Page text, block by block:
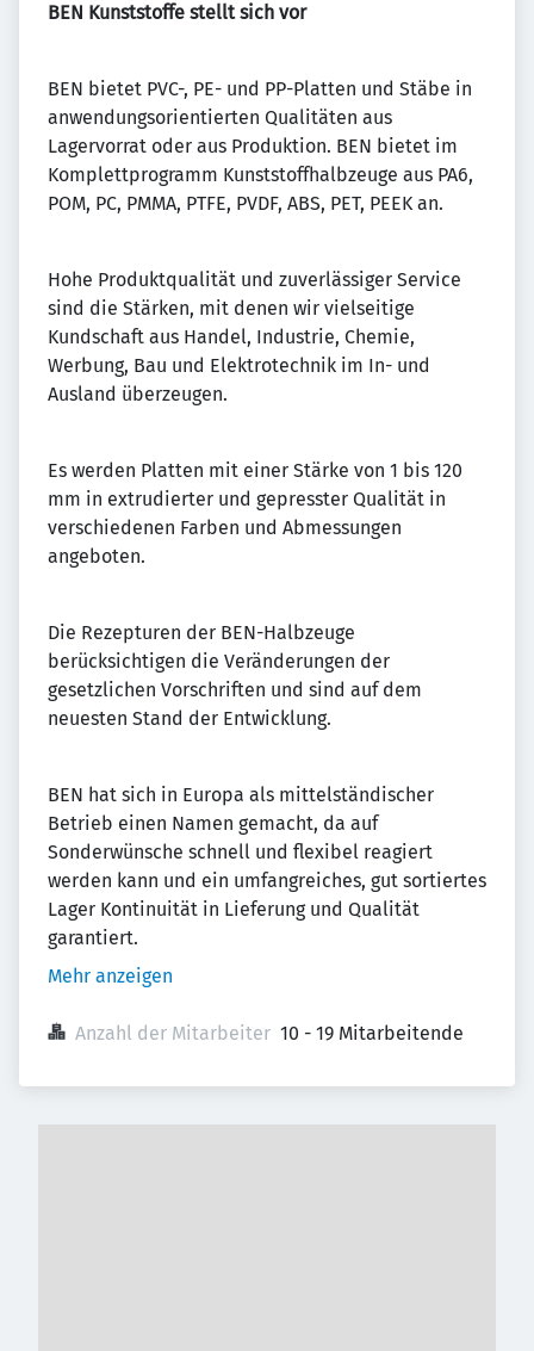
BEN Kunststoffe stellt sich vor
BEN bietet PVC-, PE- und PP-Platten und Stäbe in
anwendungsorientierten Qualitäten aus
Lagervorrat oder aus Produktion. BEN bietet im
Komplettprogramm Kunststoffhalbzeuge aus PA6,
POM, PC, PMMA, PTFE, PVDF, ABS, PET, PEEK an.
Hohe Produktqualität und zuverlässiger Service
sind die Stärken, mit denen wir vielseitige
Kundschaft aus Handel, Industrie, Chemie,
Werbung, Bau und Elektrotechnik im In- und
Ausland überzeugen.
Es werden Platten mit einer Stärke von 1 bis 120
mm in extrudierter und gepresster Qualität in
verschiedenen Farben und Abmessungen
angeboten.
Die Rezepturen der BEN-Halbzeuge
berücksichtigen die Veränderungen der
gesetzlichen Vorschriften und sind auf dem
neuesten Stand der Entwicklung.
BEN hat sich in Europa als mittelständischer
Betrieb einen Namen gemacht, da auf
Sonderwünsche schnell und flexibel reagiert
werden kann und ein umfangreiches, gut sortiertes
Lager Kontinuität in Lieferung und Qualität
garantiert.
Mehr anzeigen
Anzahl der Mitarbeiter 10 - 19 Mitarbeitende